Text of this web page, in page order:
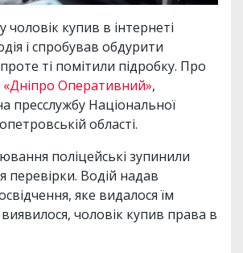
купив в інтернеті
і спробував обдурити
ті помітили підробку. Про
«Дніпро Оперативний»,
пресслужбу Національної
області.
поліцейські зупинили
перевірки. Водій надав
яке видалося їм
чоловік купив права в